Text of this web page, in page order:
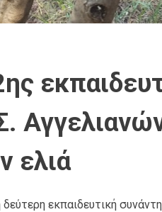
ελιά
εκπαιδευτική